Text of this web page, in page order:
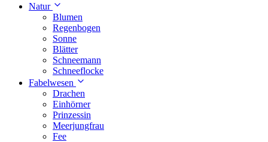
Natur
Blumen
Regenbogen
Sonne
Blätter
Schneemann
Schneeflocke
Fabelwesen
Drachen
Einhörner
Prinzessin
Meerjungfrau
Fee